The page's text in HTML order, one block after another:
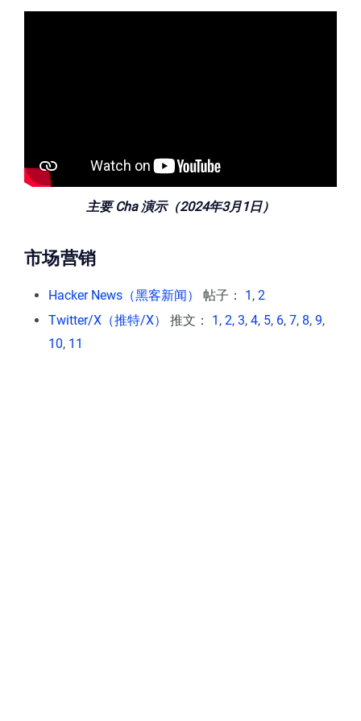
主要 Cha 演示（2024年3月1日）
市场营销
Hacker News（黑客新闻） 帖子： 1 , 2
Twitter/X（推特/X）
推文： 1 , 2, 3, 4, 5, 6, 7, 8, 9,
10, 11